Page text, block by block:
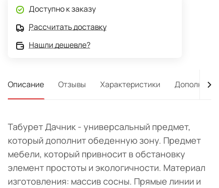
Доступно к заказу
Рассчитать доставку
Нашли дешевле?
Описание Отзывы Характеристики
Табурет Дачник - универсальный предмет,
который дополнит обеденную зону. Предмет
мебели, который привносит в обстановку
элемент простоты и экологичности. Материал
изготовления: массив сосны. Прямые линии и